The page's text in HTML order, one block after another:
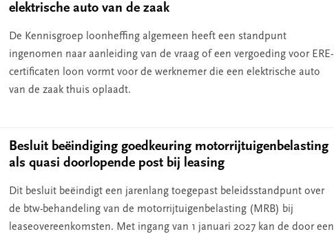
elektrische auto van de zaak
De Kennisgroep loonheffing algemeen heeft een standpunt
ingenomen naar aanleiding van de vraag of een vergoeding voor ERE-
certificaten loon vormt voor de werknemer die een elektrische auto
van de zaak thuis oplaadt.
Besluit beëindiging goedkeuring motorrijtuigenbelasting
als quasi doorlopende post bij leasing
Dit besluit beëindigt een jarenlang toegepast beleidsstandpunt over
de btw-behandeling van de motorrijtuigenbelasting (MRB) bij
leaseovereenkomsten. Met ingang van 1 januari 2027 kan de door een